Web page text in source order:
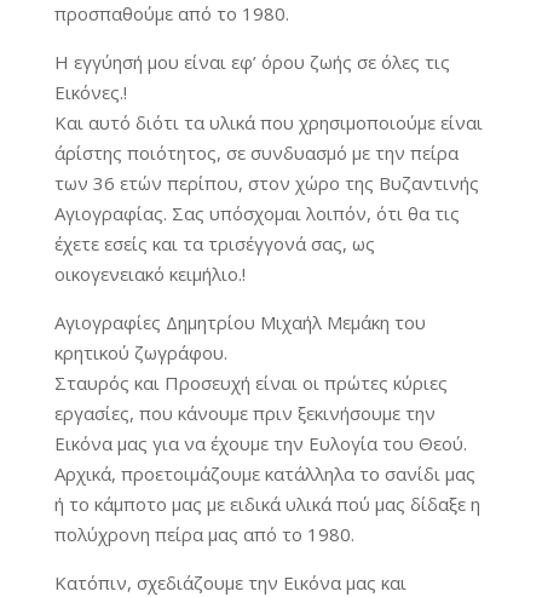
προσπαθούμε από το 1980.
Η εγγύησή μου είναι εφ’ όρου ζωής σε όλες τις
Εικόνες.!
Και αυτό διότι τα υλικά που χρησιμοποιούμε είναι
άρίστης ποιότητος, σε συνδυασμό με την πείρα
των 36 ετών περίπου, στον χώρο της Βυζαντινής
Αγιογραφίας. Σας υπόσχομαι λοιπόν, ότι θα τις
έχετε εσείς και τα τρισέγγονά σας, ως
οικογενειακό κειμήλιο.!
Αγιογραφίες Δημητρίου Μιχαήλ Μεμάκη του
κρητικού ζωγράφου.
Σταυρός και Προσευχή είναι οι πρώτες κύριες
εργασίες, που κάνουμε πριν ξεκινήσουμε την
Εικόνα μας για να έχουμε την Ευλογία του Θεού.
Αρχικά, προετοιμάζουμε κατάλληλα το σανίδι μας
ή το κάμποτο μας με ειδικά υλικά πού μας δίδαξε η
πολύχρονη πείρα μας από το 1980.
Κατόπιν, σχεδιάζουμε την Εικόνα μας και